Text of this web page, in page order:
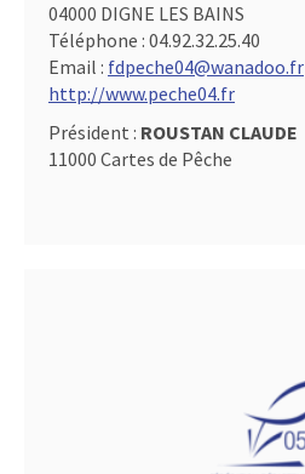
04000 DIGNE LES BAINS
Téléphone : 04.92.32.25.40
Email : fdpeche04@wanadoo.fr
http://www.peche04.fr
Président : ROUSTAN CLAUDE
11000 Cartes de Pêche